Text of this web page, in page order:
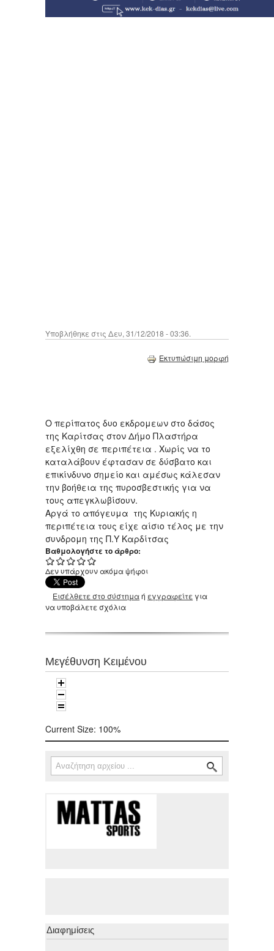
Υποβλήθηκε στις Δευ, 31/12/2018 - 03:36.
Εκτυπώσιμη μορφή
Ο περίπατος δυο εκδρομεων στο δάσος
της Καρίτσας στον Δήμο Πλαστήρα
εξελίχθη σε περιπέτεια . Χωρίς να το
καταλάβουν έφτασαν σε δύσβατο και
επικίνδυνο σημείο και αμέσως κάλεσαν
την βοήθεια της πυροσβεστικής για να
τους απεγκλωβίσουν.
Αργά το απόγευμα της Κυριακής η
περιπέτεια τους είχε αίσιο τέλος με την
συνδρομη της Π.Υ Καρδίτσας
Βαθμολογήστε το άρθρο:
Δεν υπάρχουν ακόμα ψήφοι
Εισέλθετε στο σύστημαή εγγραφείτε για
να υποβάλετε σχόλια
Μεγέθυνση Κειμένου
Current Size: 100%
Φόρμα αναζήτησης
Αναζήτηση
Διαφημίσεις